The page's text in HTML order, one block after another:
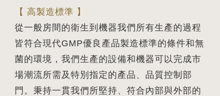
【 高製造標準 】
從一般房間的衛生到機器我們所有生產的過程
皆符合現代GMP優良產品製造標準的條件和無
菌的環境，我們生產的設備和機器可以完成市
場潮流所需及特別指定的產品、品質控制部
門。秉持一貫我們所堅持、符合內部與外部的